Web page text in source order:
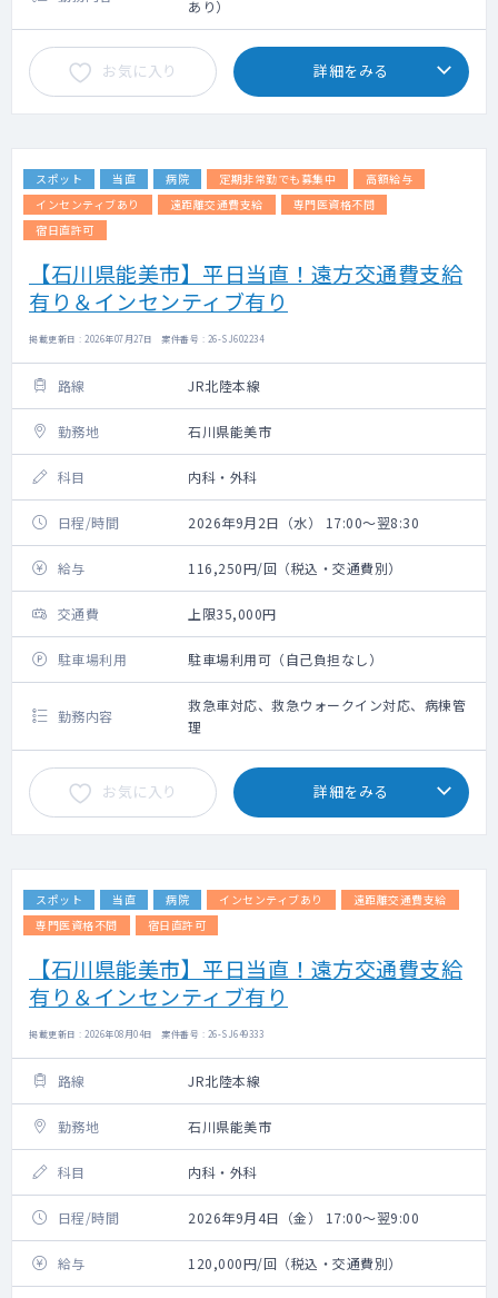
あり）
お気に入り 詳細をみる
スポット 当直 病院 定期非常勤でも募集中
高額給与
インセンティブあり
遠距離交通費支給
専門医資格不問
宿日直許可
【石川県能美市】平日当直！遠方交通費支給
有り＆インセンティブ有り
掲載更新日 : 2026年07月27日 案件番号 : 26-SJ602234
路線 JR北陸本線
勤務地 石川県能美市
科目 内科・外科
日程/時間 2026年9月2日（水） 17:00～翌8:30
給与 116,250円/回（税込・交通費別）
交通費 上限35,000円
駐車場利用 駐車場利用可（自己負担なし）
勤務内容
救急車対応、救急ウォークイン対応、病棟管
理
お気に入り 詳細をみる
スポット 当直 病院 インセンティブあり
遠距離交通費支給
専門医資格不問
宿日直許可
【石川県能美市】平日当直！遠方交通費支給
有り＆インセンティブ有り
掲載更新日 : 2026年08月04日 案件番号 : 26-SJ649333
路線 JR北陸本線
勤務地 石川県能美市
科目 内科・外科
日程/時間 2026年9月4日（金） 17:00～翌9:00
給与 120,000円/回（税込・交通費別）